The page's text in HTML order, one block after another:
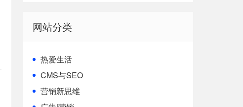
网站分类
热爱生活
CMS与SEO
营销新思维